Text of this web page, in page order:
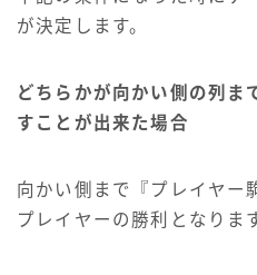
が決定します。
どちらかが向かい側の列ま
すことが出来た場合
向かい側まで『プレイヤー
プレイヤーの勝利となりま